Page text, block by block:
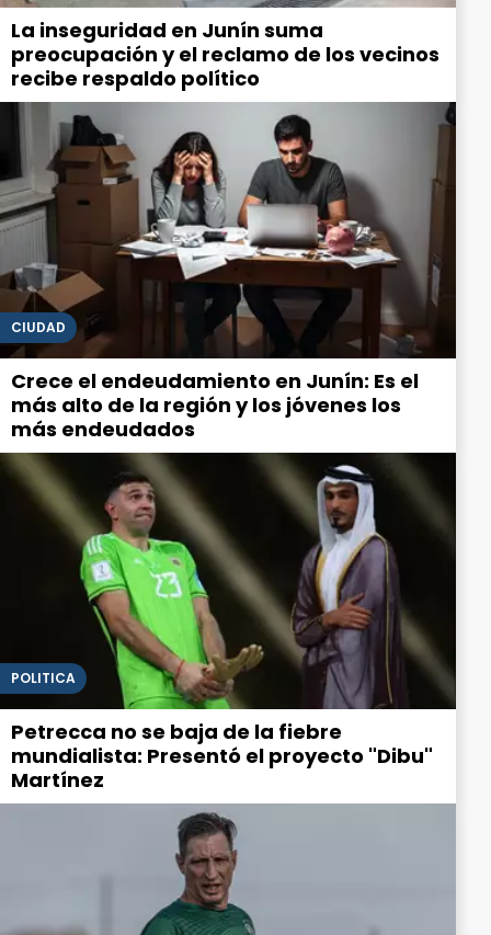
La inseguridad en Junín suma
preocupación y el reclamo de los vecinos
recibe respaldo político
CIUDAD
Crece el endeudamiento en Junín: Es el
más alto de la región y los jóvenes los
más endeudados
POLITICA
Petrecca no se baja de la fiebre
mundialista: Presentó el proyecto "Dibu"
Martínez